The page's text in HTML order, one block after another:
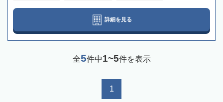
詳細を見る
全5件中1~5件を表示
1